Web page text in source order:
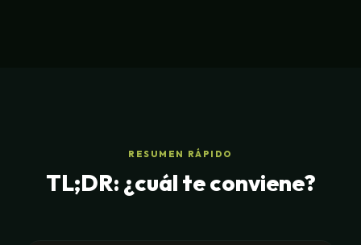
RESUMEN RÁPIDO
TL;DR: ¿cuál te conviene?